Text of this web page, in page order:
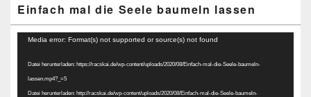
Einfach mal die Seele baumeln lassen
Video-
Media error: Format(s) not supported or source(s) not found
Datei herunterladen: https://racskai.de/wp-content/uploads/2020/08/Einfach-mal-die-Seele-baumeln-
lassen.mp4?_=5
Datei herunterladen: http://racskai.de/wp-content/uploads/2020/08/Einfach-mal-die-Seele-baumeln-